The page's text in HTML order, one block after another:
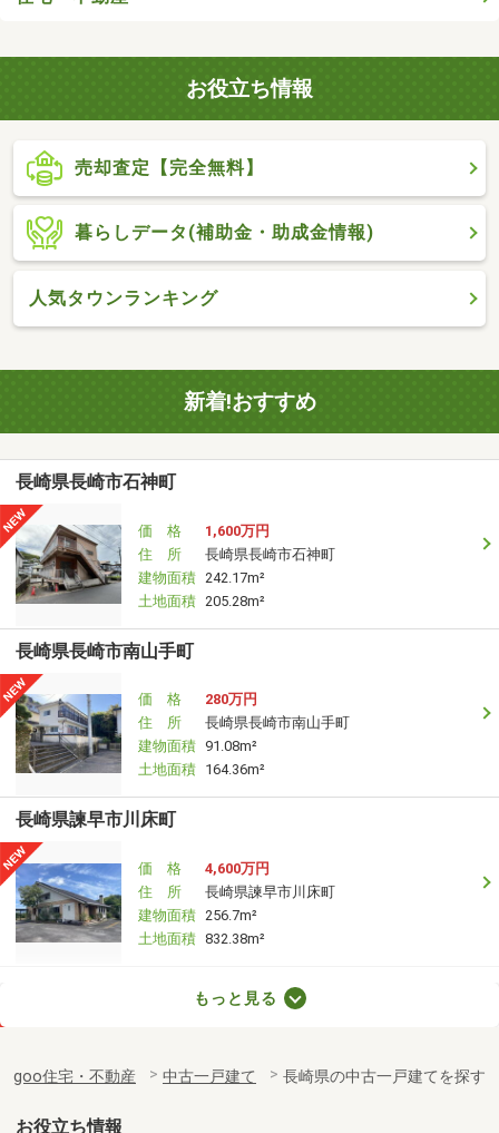
お役立ち情報
売却査定【完全無料】
暮らしデータ(補助金・助成金情報)
人気タウンランキング
新着!おすすめ
長崎県長崎市石神町
価 格
1,600万円
住 所
長崎県長崎市石神町
建物面積 242.17m²
土地面積 205.28m²
長崎県長崎市南山手町
価 格
280万円
住 所
長崎県長崎市南山手町
建物面積 91.08m²
土地面積 164.36m²
長崎県諫早市川床町
価 格
4,600万円
住 所
長崎県諫早市川床町
建物面積 256.7m²
土地面積 832.38m²
建物面積 112.61m²
もっと見る
goo住宅・不動産 中古一戸建て 長崎県の中古一戸建てを探す
お役立ち情報